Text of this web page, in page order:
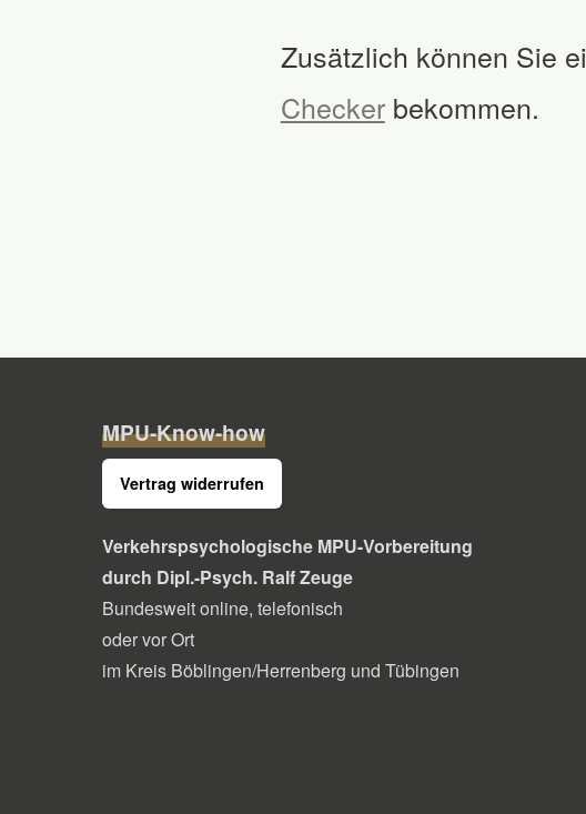
Zusätzlich können Sie
Checkerbekommen.
MPU-Know-how
Vertrag widerrufen
Verkehrspsychologische MPU-Vorbereitung
durch Dipl.-Psych. Ralf Zeuge
Bundesweit online, telefonisch
oder vor Ort
im Kreis Böblingen/Herrenberg und Tübingen